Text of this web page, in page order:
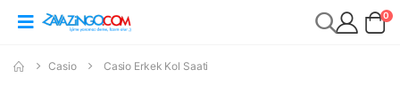
0
Casio Casio Erkek Kol Saati